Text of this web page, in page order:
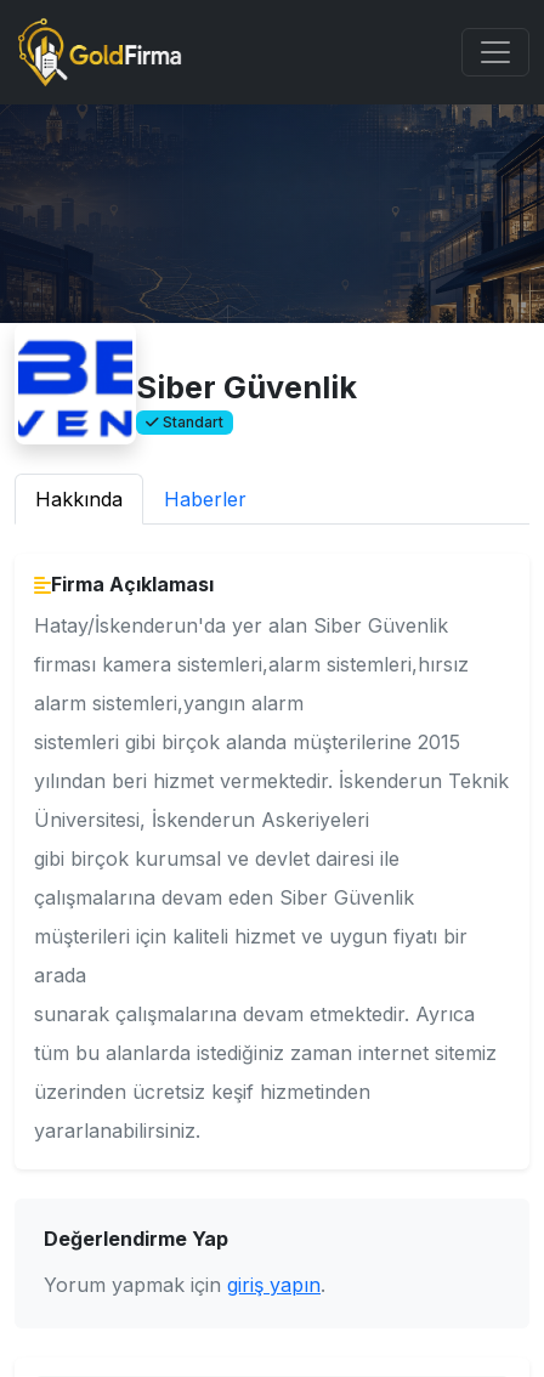
Siber Güvenlik
Standart
Hakkında Haberler
Firma Açıklaması
Hatay/İskenderun'da yer alan Siber Güvenlik
firması kamera sistemleri,alarm sistemleri,hırsız
alarm sistemleri,yangın alarm
sistemleri gibi birçok alanda müşterilerine 2015
yılından beri hizmet vermektedir. İskenderun Teknik
Üniversitesi, İskenderun Askeriyeleri
gibi birçok kurumsal ve devlet dairesi ile
çalışmalarına devam eden Siber Güvenlik
müşterileri için kaliteli hizmet ve uygun fiyatı bir
arada
sunarak çalışmalarına devam etmektedir. Ayrıca
tüm bu alanlarda istediğiniz zaman internet sitemiz
üzerinden ücretsiz keşif hizmetinden
yararlanabilirsiniz.
Değerlendirme Yap
Yorum yapmak için giriş yapın.